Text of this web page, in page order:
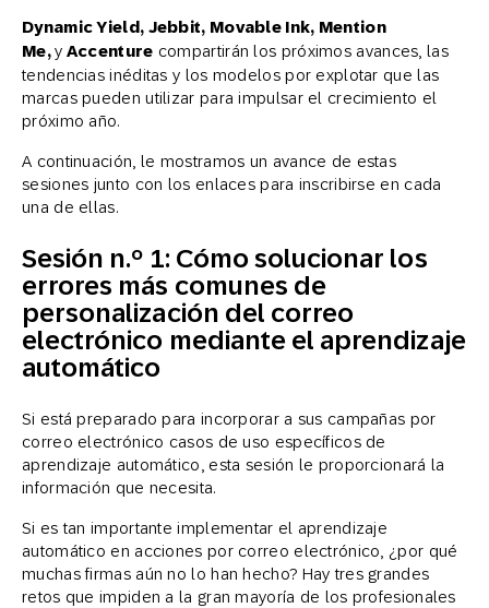
Dynamic Yield, Jebbit, Movable Ink, Mention
Me,y Accenture compartirán los próximos avances, las
tendencias inéditas y los modelos por explotar que las
marcas pueden utilizar para impulsar el crecimiento el
próximo año.
A continuación, le mostramos un avance de estas
sesiones junto con los enlaces para inscribirse en cada
una de ellas.
Sesión n.º 1: Cómo solucionar los
errores más comunes de
personalización del correo
electrónico mediante el aprendizaje
automático
Si está preparado para incorporar a sus campañas por
correo electrónico casos de uso específicos de
aprendizaje automático, esta sesión le proporcionará la
información que necesita.
Si es tan importante implementar el aprendizaje
automático en acciones por correo electrónico, ¿por qué
muchas firmas aún no lo han hecho? Hay tres grandes
retos que impiden a la gran mayoría de los profesionales